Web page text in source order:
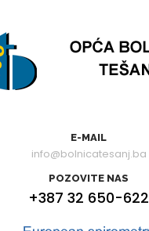
E-MAIL
info@bolnicatesanj.ba
POZOVITE NAS
+387 32 650-622